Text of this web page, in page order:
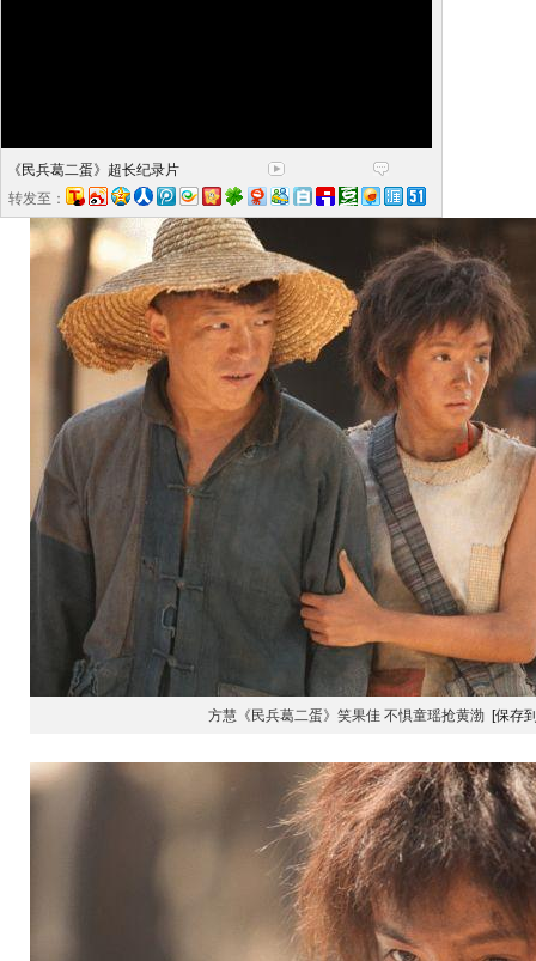
《民兵葛二蛋》超长纪录片
转发至：
方慧《民兵葛二蛋》笑果佳 不惧童瑶抢黄渤 [保存